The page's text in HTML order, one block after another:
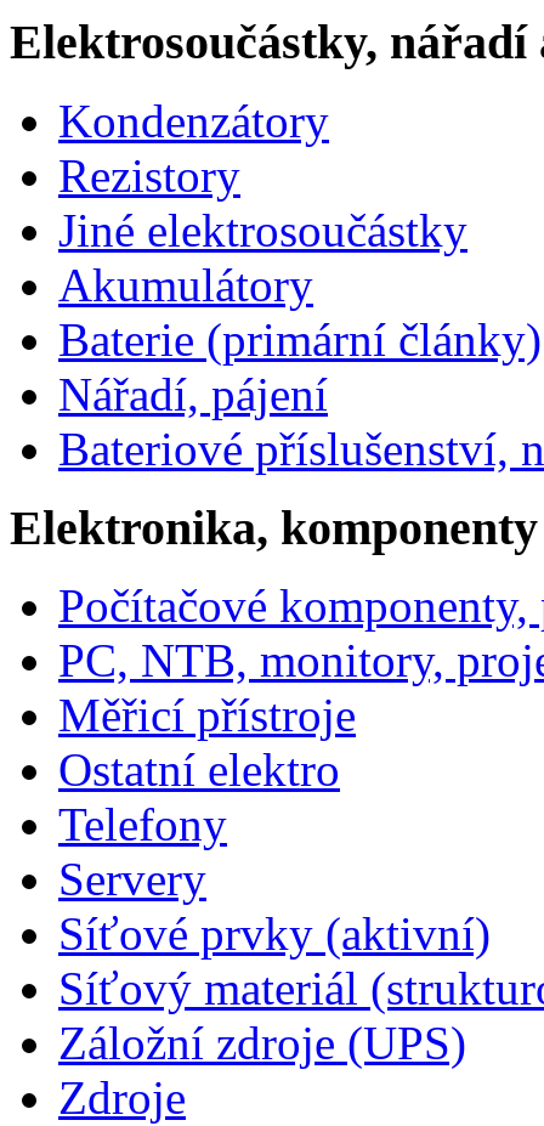
Elektrosoučástky, nářadí
Kondenzátory
Rezistory
Jiné elektrosoučástky
Akumulátory
Baterie (primární články)
Nářadí, pájení
Bateriové příslušenství,
Elektronika, komponenty
Počítačové
PC, NTB, monitory,
Měřicí přístroje
Ostatní elektro
Telefony
Servery
Síťové prvky (aktivní)
Síťový materiál
Záložní zdroje (UPS)
Zdroje